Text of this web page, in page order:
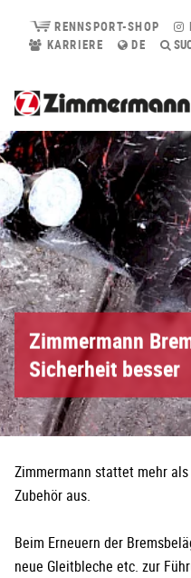
RENNSPORT-SHOP
KARRIERE
DE
Zimmermann
Sicherheit besser
Zimmermann stattet mehr
Zubehör aus.
Beim Erneuern der
neue Gleitbleche etc. zur